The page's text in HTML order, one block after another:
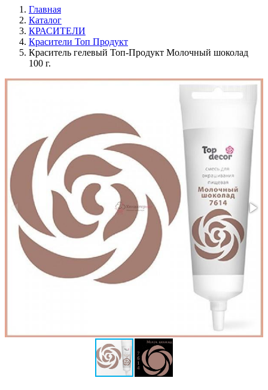
Главная
Каталог
КРАСИТЕЛИ
Красители Топ Продукт
Краситель гелевый Топ-Продукт Молочный шоколад
100 г.